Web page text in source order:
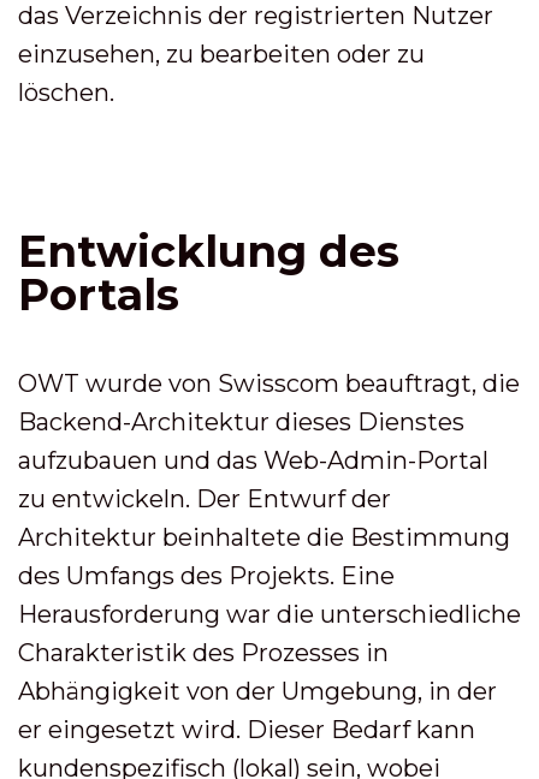
das Verzeichnis der registrierten Nutzer
einzusehen, zu bearbeiten oder zu
löschen.
Entwicklung des
Portals
OWT wurde von Swisscom beauftragt, die
Backend-Architektur dieses Dienstes
aufzubauen und das Web-Admin-Portal
zu entwickeln. Der Entwurf der
Architektur beinhaltete die Bestimmung
des Umfangs des Projekts. Eine
Herausforderung war die unterschiedliche
Charakteristik des Prozesses in
Abhängigkeit von der Umgebung, in der
er eingesetzt wird. Dieser Bedarf kann
kundenspezifisch (lokal) sein, wobei